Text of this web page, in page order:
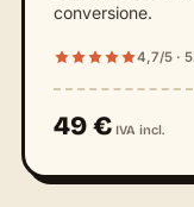
conversione.
4,7/5 ·
49 € IVA incl.